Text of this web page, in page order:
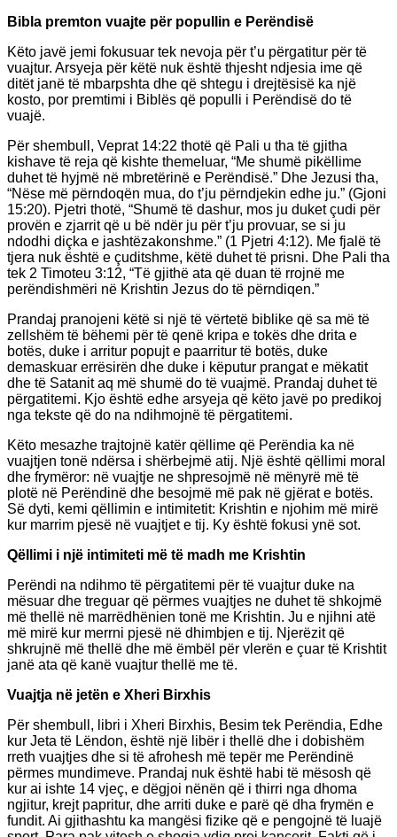
Bibla premton vuajte për popullin e Perëndisë
Këto javë jemi fokusuar tek nevoja për t’u përgatitur për të
vuajtur. Arsyeja për këtë nuk është thjesht ndjesia ime që
ditët janë të mbarpshta dhe që shtegu i drejtësisë ka një
kosto, por premtimi i Biblës që populli i Perëndisë do të
vuajë.
Për shembull, Veprat 14:22 thotë që Pali u tha të gjitha
kishave të reja që kishte themeluar, “Me shumë pikëllime
duhet të hyjmë në mbretërinë e Perëndisë.” Dhe Jezusi tha,
“Nëse më përndoqën mua, do t’ju përndjekin edhe ju.” (Gjoni
15:20). Pjetri thotë, “Shumë të dashur, mos ju duket çudi për
provën e zjarrit që u bë ndër ju për t’ju provuar, se si ju
ndodhi diçka e jashtëzakonshme.” (1 Pjetri 4:12). Me fjalë të
tjera nuk është e çuditshme, këtë duhet të prisni. Dhe Pali tha
tek 2 Timoteu 3:12, “Të gjithë ata që duan të rrojnë me
perëndishmëri në Krishtin Jezus do të përndiqen.”
Prandaj pranojeni këtë si një të vërtetë biblike që sa më të
zellshëm të bëhemi për të qenë kripa e tokës dhe drita e
botës, duke i arritur popujt e paarritur të botës, duke
demaskuar errësirën dhe duke i këputur prangat e mëkatit
dhe të Satanit aq më shumë do të vuajmë. Prandaj duhet të
përgatitemi. Kjo është edhe arsyeja që këto javë po predikoj
nga tekste që do na ndihmojnë të përgatitemi.
Këto mesazhe trajtojnë katër qëllime që Perëndia ka në
vuajtjen tonë ndërsa i shërbejmë atij. Një është qëllimi moral
dhe frymëror: në vuajtje ne shpresojmë në mënyrë më të
plotë në Perëndinë dhe besojmë më pak në gjërat e botës.
Së dyti, kemi qëllimin e intimitetit: Krishtin e njohim më mirë
kur marrim pjesë në vuajtjet e tij. Ky është fokusi ynë sot.
Qëllimi i një intimiteti më të madh me Krishtin
Perëndi na ndihmo të përgatitemi për të vuajtur duke na
mësuar dhe treguar që përmes vuajtjes ne duhet të shkojmë
më thellë në marrëdhënien tonë me Krishtin. Ju e njihni atë
më mirë kur merrni pjesë në dhimbjen e tij. Njerëzit që
shkrujnë më thellë dhe më ëmbël për vlerën e çuar të Krishtit
janë ata që kanë vuajtur thellë me të.
Vuajtja në jetën e Xheri Birxhis
Për shembull, libri i Xheri Birxhis, Besim tek Perëndia, Edhe
kur Jeta të Lëndon, është një libër i thellë dhe i dobishëm
rreth vuajtjes dhe si të afrohesh më tepër me Perëndinë
përmes mundimeve. Prandaj nuk është habi të mësosh që
kur ai ishte 14 vjeç, e dëgjoi nënën që i thirri nga dhoma
ngjitur, krejt papritur, dhe arriti duke e parë që dha frymën e
fundit. Ai gjithashtu ka mangësi fizike që e pengojnë të luajë